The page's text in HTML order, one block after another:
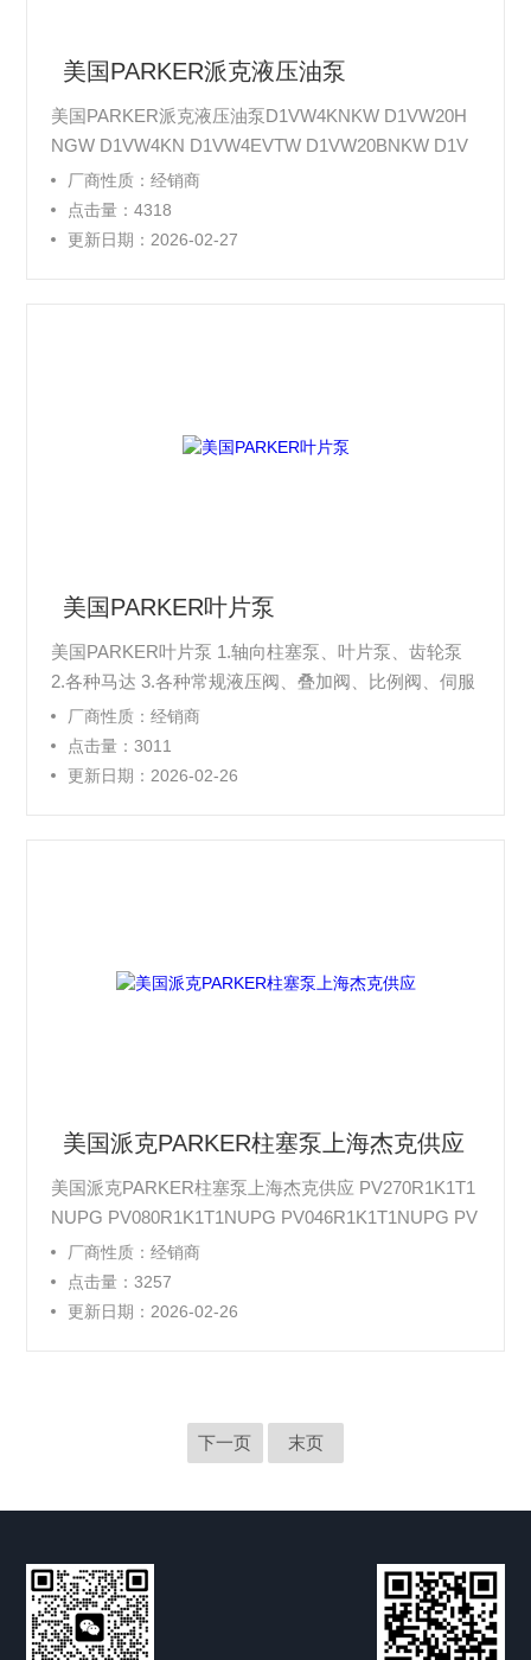
美国PARKER派克液压油泵
美国PARKER派克液压油泵D1VW4KNKW D1VW20H
NGW D1VW4KN D1VW4EVTW D1VW20BNKW D1V
W1ENSP D1VW20BNSP D1VW1KNAW D1VW20BVT
W D1VW20BVYW
厂商性质：经销商
点击量：4318
更新日期：2026-02-27
美国PARKER叶片泵
美国PARKER叶片泵 1.轴向柱塞泵、叶片泵、齿轮泵
2.各种马达 3.各种常规液压阀、叠加阀、比例阀、伺服
阀 4.压力继电器、压力传感器
厂商性质：经销商
点击量：3011
更新日期：2026-02-26
美国派克PARKER柱塞泵上海杰克供应
美国派克PARKER柱塞泵上海杰克供应 PV270R1K1T1
NUPG PV080R1K1T1NUPG PV046R1K1T1NUPG PV
040R1K1T1NUPG
厂商性质：经销商
点击量：3257
更新日期：2026-02-26
下一页 末页